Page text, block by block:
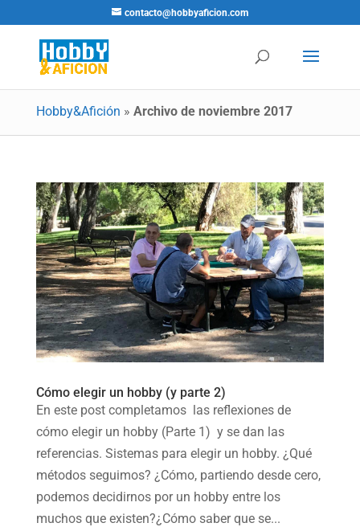
contacto@hobbyaficion.com
Hobby&Afición » Archivo de noviembre 2017
Cómo elegir un hobby (y parte 2)
En este post completamos las reflexiones de
cómo elegir un hobby (Parte 1) y se dan las
referencias. Sistemas para elegir un hobby. ¿Qué
métodos seguimos? ¿Cómo, partiendo desde cero,
podemos decidirnos por un hobby entre los
muchos que existen?¿Cómo saber que se...